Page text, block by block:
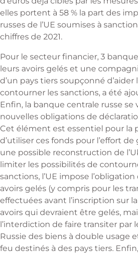
elles portent à 58 % la part des
russes de l’UE soumises à
chiffres de 2021.
Pour le secteur financier, 3
leurs avoirs gelés et une
d’un pays tiers soupçonné d’aider
contourner les sanctions, a été
Enfin, la banque centrale russe se
nouvelles obligations de
Cet élément est essentiel pour la
d’utiliser ces fonds pour l’effort
une possible reconstruction de
limiter les possibilités de
sanctions, l’UE impose
avoirs gelés (y compris pour les
effectuées avant l’inscription sur
avoirs qui devraient être gelés,
l’interdiction de faire transiter par
Russie des biens à double usage
feu destinés à des pays tiers.